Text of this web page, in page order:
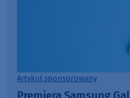
Artykuł sponsorowany